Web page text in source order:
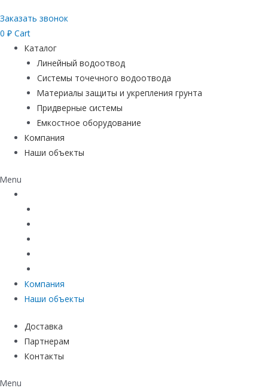
Заказать звонок
0 ₽ Cart
Каталог
Линейный водоотвод
Системы точечного водоотвода
Материалы защиты и укрепления грунта
Придверные системы
Емкостное оборудование
Компания
Наши объекты
Menu
Компания
Наши объекты
Доставка
Партнерам
Контакты
Menu